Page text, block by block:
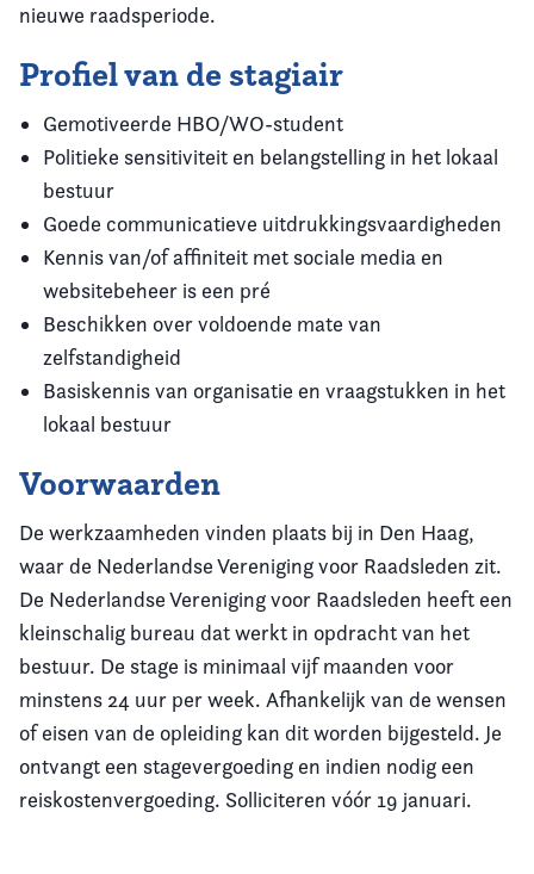
nieuwe raadsperiode.
Profiel van de stagiair
Gemotiveerde HBO/WO-student
Politieke sensitiviteit en belangstelling in het lokaal
bestuur
Goede communicatieve uitdrukkingsvaardigheden
Kennis van/of affiniteit met sociale media en
websitebeheer is een pré
Beschikken over voldoende mate van
zelfstandigheid
Basiskennis van organisatie en vraagstukken in het
lokaal bestuur
Voorwaarden
De werkzaamheden vinden plaats bij in Den Haag,
waar de Nederlandse Vereniging voor Raadsleden zit.
De Nederlandse Vereniging voor Raadsleden heeft een
kleinschalig bureau dat werkt in opdracht van het
bestuur. De stage is minimaal vijf maanden voor
minstens 24 uur per week. Afhankelijk van de wensen
of eisen van de opleiding kan dit worden bijgesteld. Je
ontvangt een stagevergoeding en indien nodig een
reiskostenvergoeding. Solliciteren vóór 19 januari.